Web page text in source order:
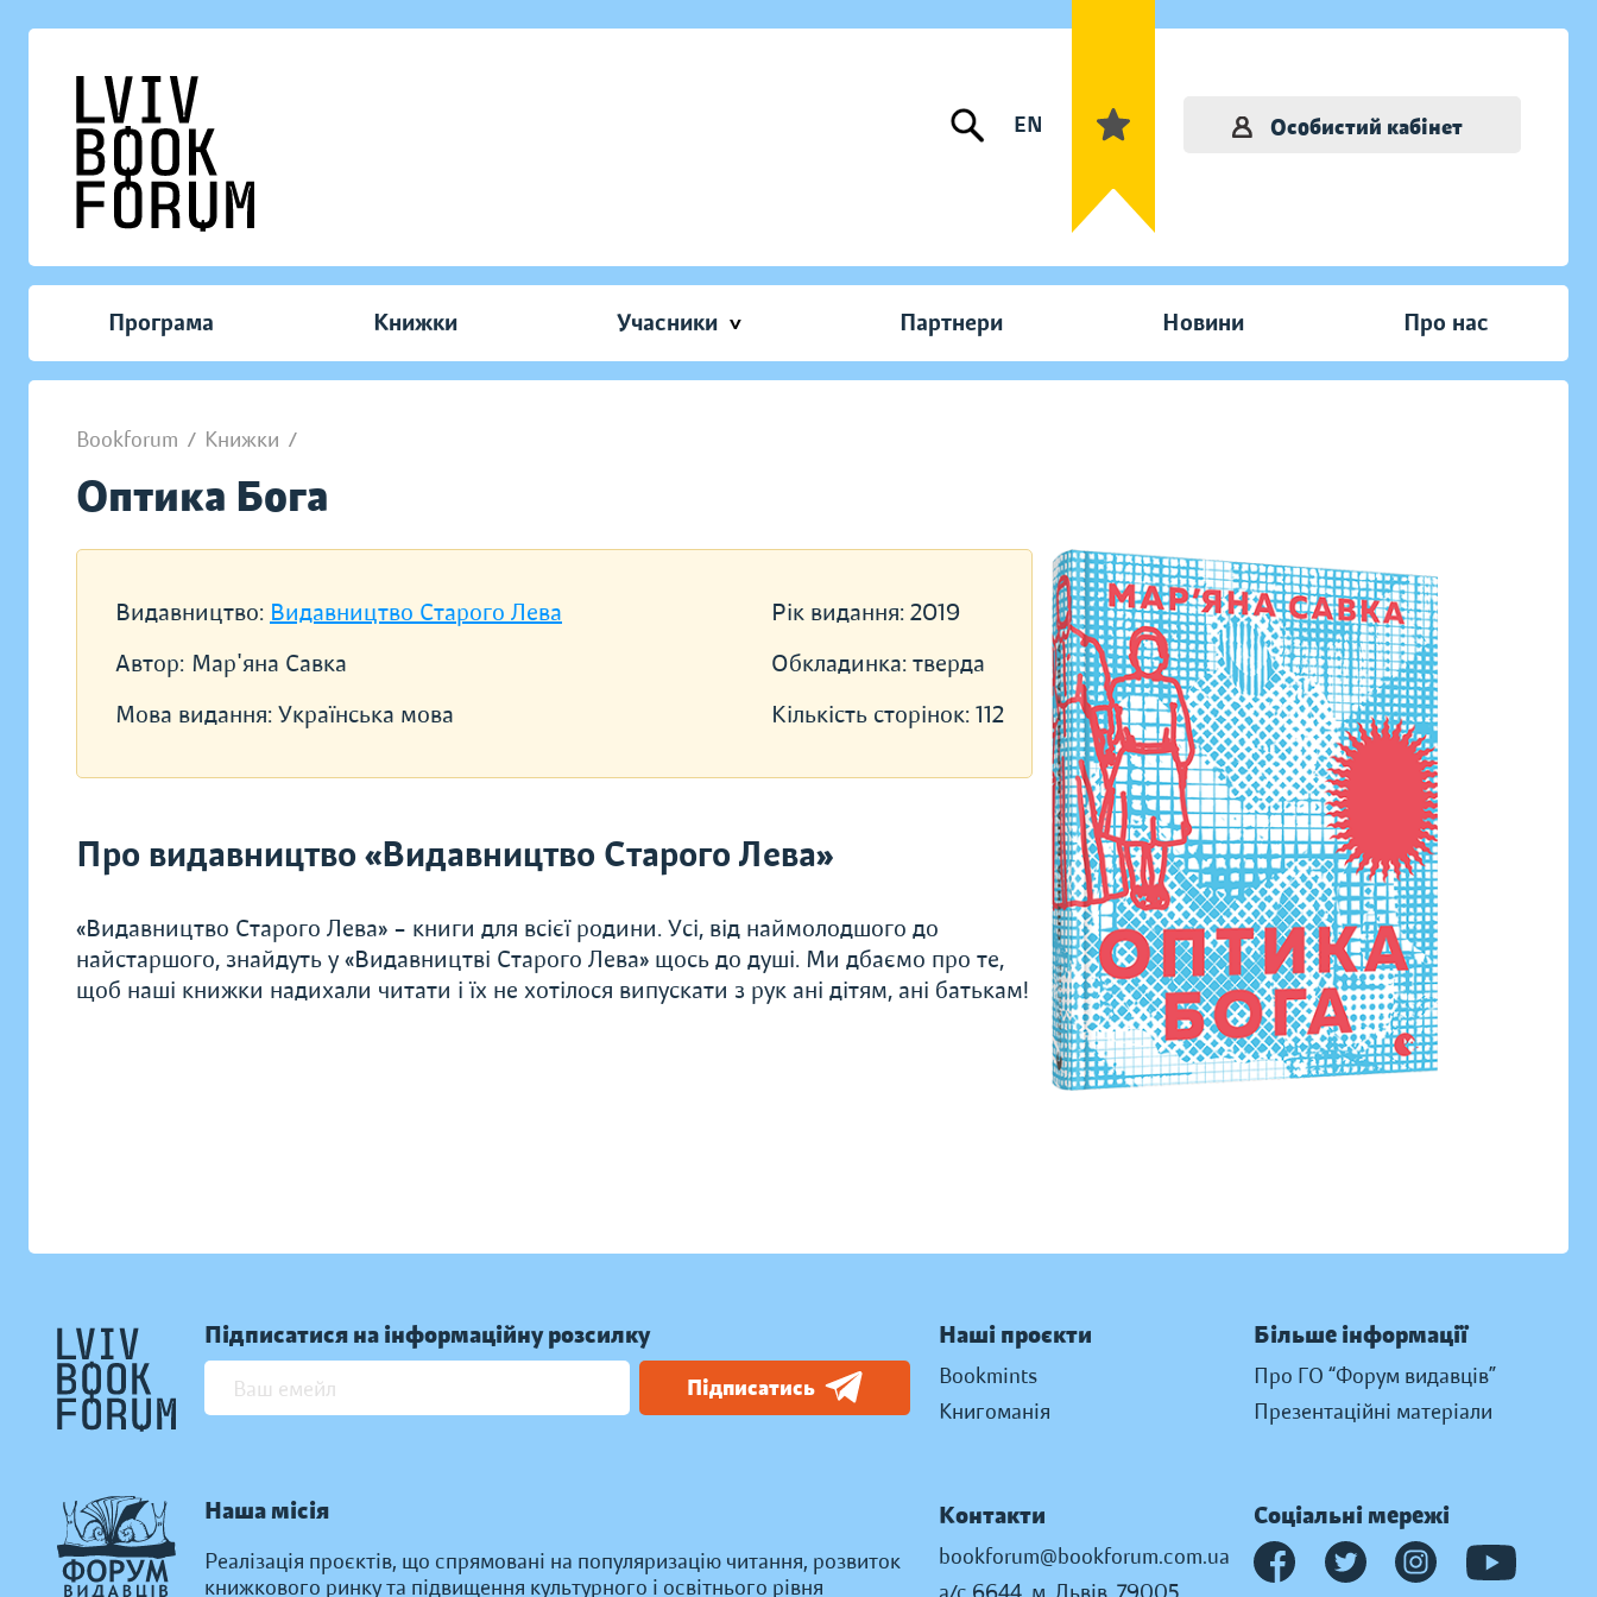
EN Особистий кабінет
Програма Книжки Учасники Партнери Новини Про нас
Bookforum / Книжки /
Оптика Бога
Видавництво: Видавництво Старого Лева
Автор: Мар'яна Савка
Мова видання: Українська мова
Рік видання: 2019
Обкладинка: тверда
Кількість сторінок: 112
Про видавництво «Видавництво Старого Лева»
«Видавництво Старого Лева» – книги для всієї родини. Усі, від наймолодшого до
найстаршого, знайдуть у «Видавництві Старого Лева» щось до душі. Ми дбаємо про те,
щоб наші книжки надихали читати і їх не хотілося випускати з рук ані дітям, ані батькам!
Підписатися на інформаційну розсилку
Підписатись
Наша місія
Реалізація проєктів, що спрямовані на популяризацію читання, розвиток
книжкового ринку та підвищення культурного і освітнього рівня
Наші проєкти
Bookmints
Книгоманія
Більше інформації
Про ГО “Форум видавців”
Презентаційні матеріали
Контакти
bookforum@bookforum.com.ua
Соціальні мережі